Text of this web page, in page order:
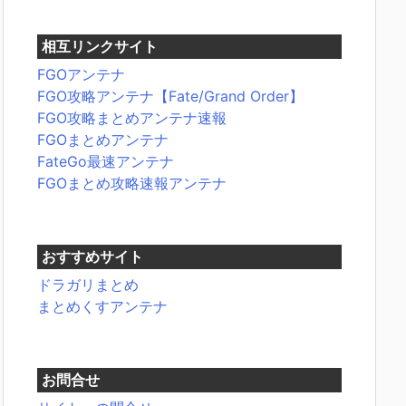
相互リンクサイト
FGOアンテナ
FGO攻略アンテナ【Fate/Grand Order】
FGO攻略まとめアンテナ速報
FGOまとめアンテナ
FateGo最速アンテナ
FGOまとめ攻略速報アンテナ
おすすめサイト
ドラガリまとめ
まとめくすアンテナ
お問合せ